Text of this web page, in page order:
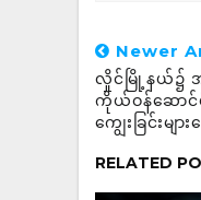
Newer
လှိုင်မြို့နယ်၌
ကိုယ်ဝန်ဆောင်
ကျွေးခြင်းမျ
RELATED